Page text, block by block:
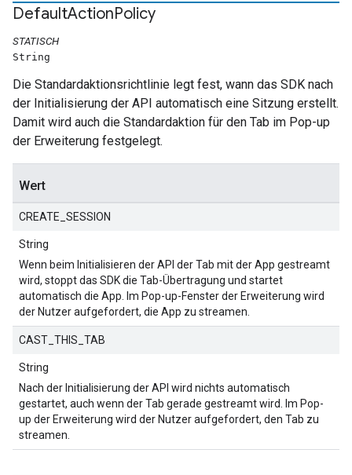
DefaultActionPolicy
STATISCH
String
Die Standardaktionsrichtlinie legt fest, wann das SDK nach
der Initialisierung der API automatisch eine Sitzung erstellt.
Damit wird auch die Standardaktion für den Tab im Pop-up
der Erweiterung festgelegt.
Wert
CREATE_SESSION
String
Wenn beim Initialisieren der API der Tab mit der App gestreamt
wird, stoppt das SDK die Tab-Übertragung und startet
automatisch die App. Im Pop-up-Fenster der Erweiterung wird
der Nutzer aufgefordert, die App zu streamen.
CAST_THIS_TAB
String
Nach der Initialisierung der API wird nichts automatisch
gestartet, auch wenn der Tab gerade gestreamt wird. Im Pop-
up der Erweiterung wird der Nutzer aufgefordert, den Tab zu
streamen.